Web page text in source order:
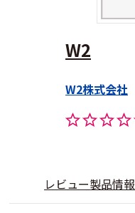
W2
W2株式会社
レビュー製品情報